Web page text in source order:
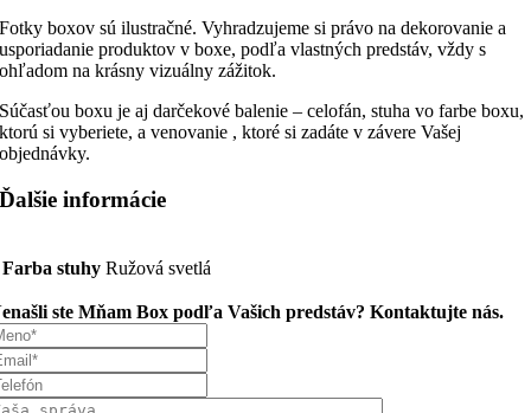
Fotky boxov sú ilustračné. Vyhradzujeme si právo na dekorovanie a
usporiadanie produktov v boxe, podľa vlastných predstáv, vždy s
ohľadom na krásny vizuálny zážitok.
Súčasťou boxu je aj darčekové balenie – celofán, stuha vo farbe boxu,
ktorú si vyberiete, a venovanie , ktoré si zadáte v závere Vašej
objednávky.
Ďalšie informácie
Farba stuhy Ružová svetlá
ste Mňam Box podľa Vašich predstáv? Kontaktujte nás.